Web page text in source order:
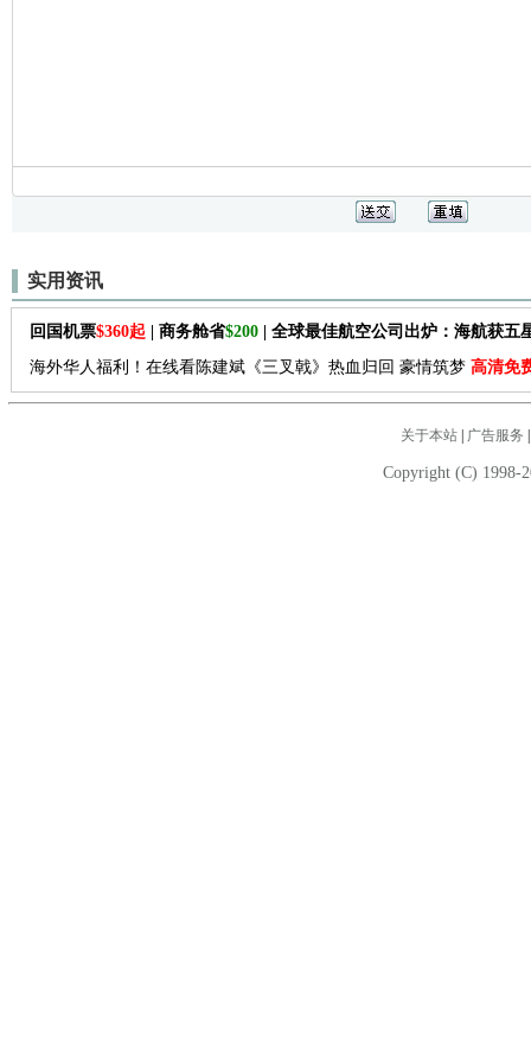
实用资讯
回国机票$360起 | 商务舱省$200 | 全球最佳航空公司出炉：海航获五
海外华人福利！在线看陈建斌《三叉戟》热血归回 豪情筑梦 高清免
关于本站| 广告服务
Copyright (C) 1998-